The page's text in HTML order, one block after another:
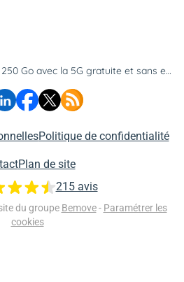
250 Go avec la 5G gratuite et sans engagement à prix tout doux ? Il n'y a que Lyca Mobile pour faire ça...
Politique de confidentialité
Plan de site
du groupe Bemove - Paramétrer les
cookies
215 avis